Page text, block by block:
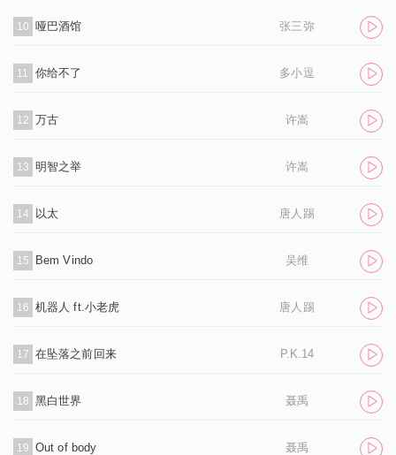
10 哑巴酒馆 张三弥
11 你给不了 多小逗
12 万古 许嵩
13 明智之举 许嵩
14 以太 唐人踢
15 Bem Vindo 吴维
16 机器人 ft.小老虎 唐人踢
17 在坠落之前回来 P.K.14
18 黑白世界 聂禹
19 Out of body 聂禹